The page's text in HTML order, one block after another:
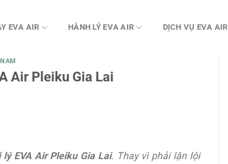
EVA AIR HÀNH LÝ EVA AIR DỊCH VỤ EVA AIR
Air Pleiku Gia Lai
lý EVA Air Pleiku Gia Lai. Thay vì phải lặn lội